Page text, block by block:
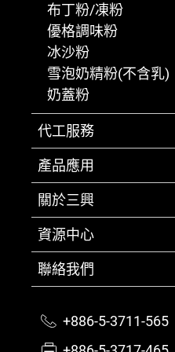
代工服務
產品應用
關於三興
資源中心
聯絡我們
布丁粉/凍粉
優格調味粉
冰沙粉
雪泡奶精粉(不含乳)
奶蓋粉
+886-5-3711-565